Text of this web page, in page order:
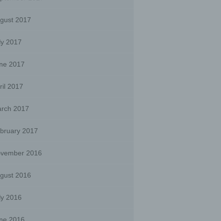
2017
2017
2017
2017
2017
2017
2016
2016
2016
use
or